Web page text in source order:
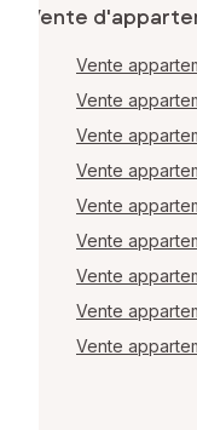
Vente
Vente
Vente
Vente
Vente
Vente
Vente
Vente
Vente
Vente